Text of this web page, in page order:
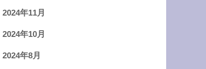
2024年11月
2024年10月
2024年8月